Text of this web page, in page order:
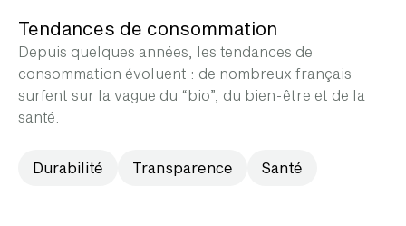
Tendances de consommation
Depuis quelques années, les tendances de
consommation évoluent : de nombreux français
surfent sur la vague du “bio”, du bien-être et de la
santé.
Durabilité Transparence Santé